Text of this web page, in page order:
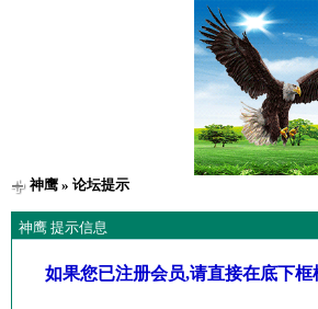
神鹰» 论坛提示
神鹰 提示信息
如果您已注册会员,请直接在底下